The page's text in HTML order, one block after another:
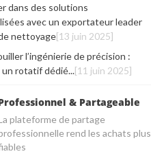
dans des solutions
avec un exportateur leader
nettoyage[13 juin 2025]
l’ingénierie de précision :
rotatif dédié...[11 juin 2025]
& Partageable
plateforme de partage
rend les achats plus